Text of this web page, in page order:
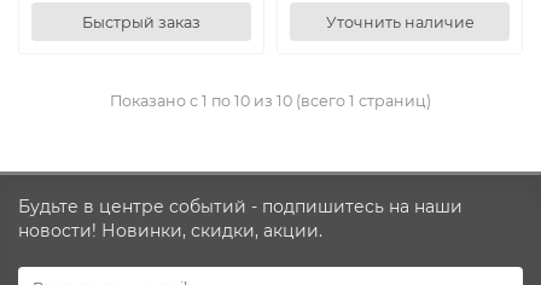
Быстрый заказ Уточнить наличие
Показано с 1 по 10 из 10 (всего 1 страниц)
Будьте в центре событий - подпишитесь на наши
новости! Новинки, скидки, акции.